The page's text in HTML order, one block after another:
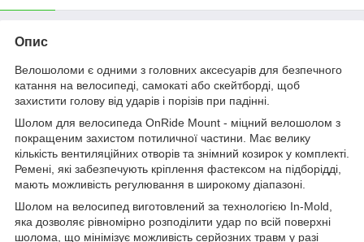
Опис
Велошоломи є одними з головних аксесуарів для безпечного
катання на велосипеді, самокаті або скейтборді, щоб
захистити голову від ударів і порізів при падінні.
Шолом для велосипеда OnRide Mount - міцний велошолом з
покращеним захистом потиличної частини. Має велику
кількість вентиляційних отворів та знімний козирок у комплекті.
Ремені, які забезпечують кріплення фастексом на підборідді,
мають можливість регулювання в широкому діапазоні.
Шолом на велосипед виготовлений за технологією In-Mold,
яка дозволяє рівномірно розподілити удар по всій поверхні
шолома, що мінімізує можливість серйозних травм у разі